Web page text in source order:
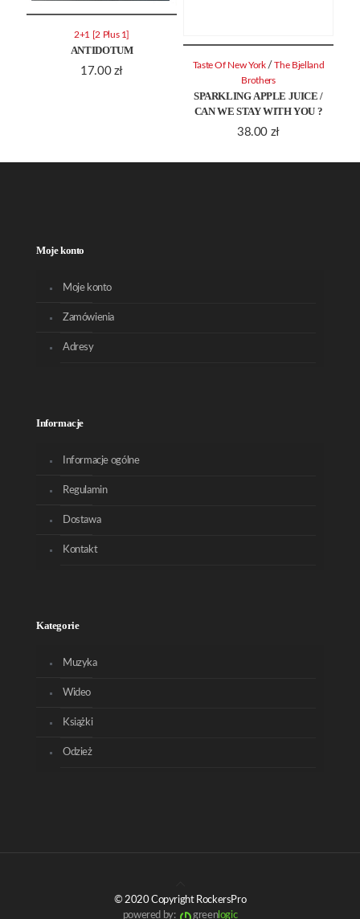
ANTIDOTUM
17.00 zł
2+1 [2 Plus 1]
SPARKLING APPLE JUICE /
CAN WE STAY WITH YOU ?
38.00 zł
Taste Of New York /The Bjelland
Brothers
Moje konto
Moje konto
Zamówienia
Adresy
Informacje
Informacje ogólne
Regulamin
Dostawa
Kontakt
Kategorie
Muzyka
Wideo
Książki
Odzież
© 2020 Copyright RockersPro
powered by:
greenlogic